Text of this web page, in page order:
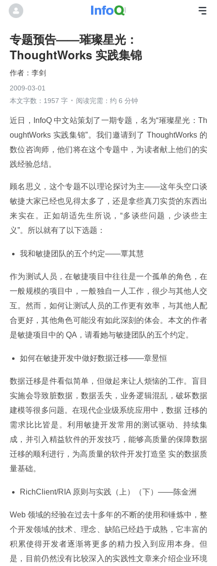
专题预告——璀璨星光：
ThoughtWorks 实践集锦
李剑
2009-03-01
本文字数：1957 字
阅读完需：约 6 分钟
近日，InfoQ 中文站策划了一期专题，名为“璀璨星光：Th
oughtWorks 实践集锦”。我们邀请到了 ThoughtWorks 的
数位咨询师，他们将在这个专题中，为读者献上他们的实
践经验总结。
顾名思义，这个专题不以理论探讨为主——这年头空口谈
敏捷大家已经也见得太多了，还是拿些真刀实货的东西出
来实在。正如胡适先生所说，“多谈些问题，少谈些主
义”。所以就有了以下选题：
我和敏捷团队的五个约定——覃其慧
作为测试人员，在敏捷项目中往往是一个孤单的角色，在
一般规模的项目中，一般独自一人工作，很少与其他人交
互。然而，如何让测试人员的工作更有效率，与其他人配
合更好，其他角色可能没有如此深刻的体会。本文的作者
是敏捷项目中的 QA，请看她与敏捷团队的五个约定。
如何在敏捷开发中做好数据迁移——章昱恒
数据迁移是件看似简单，但做起来让人烦恼的工作。盲目
实施会导致脏数据，数据丢失，业务逻辑混乱，破坏数据
建模等很多问题。在现代企业级系统应用中，数据 迁移的
需求比比皆是。利用敏捷开发常用的测试驱动、持续集
成，并引入精益软件的开发技巧，能够高质量的保障数据
迁移的顺利进行，为高质量的软件开发打造坚 实的数据质
量基础。
RichClient/RIA 原则与实践（上）（下）——陈金洲
Web 领域的经验在过去十多年的不断的使用和锤炼中，整
个开发领域的技术、理念、缺陷已经趋于成熟，它丰富的
积累使得开发者逐渐将更多的精力投入到应用本身。但
是，目前仍然没有比较深入的实践性文章来介绍企业环境